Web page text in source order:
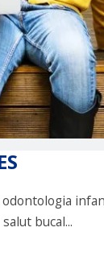
bucal...